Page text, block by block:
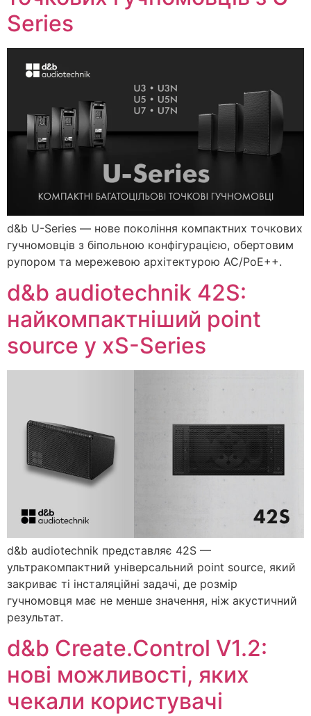
Series
d&b U-Series — нове покоління компактних точкових
гучномовців з біпольною конфігурацією, обертовим
рупором та мережевою архітектурою AC/PoE++.
d&b audiotechnik 42S:
найкомпактніший point
source у xS-Series
d&b audiotechnik представляє 42S —
ультракомпактний універсальний point source, який
закриває ті інсталяційні задачі, де розмір
гучномовця має не менше значення, ніж акустичний
результат.
d&b Create.Control V1.2:
нові можливості, яких
чекали користувачі